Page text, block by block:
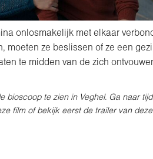
onlosmakelijk met elkaar
moeten ze beslissen of ze een
te midden van de zich
bioscoop te zien in Veghel. Ga naar
film of bekijk eerst de trailer van